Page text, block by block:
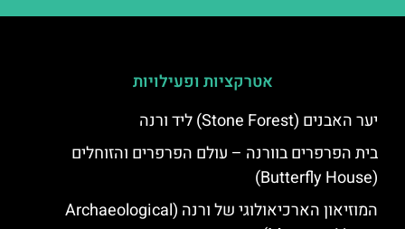
אטרקציות ופעילויות
יער האבנים (Stone Forest) ליד ורנה
בית הפרפרים בוורנה – עולם הפרפרים והזוחלים
(Butterfly House)
המוזיאון הארכיאולוגי של ורנה (Archaeological